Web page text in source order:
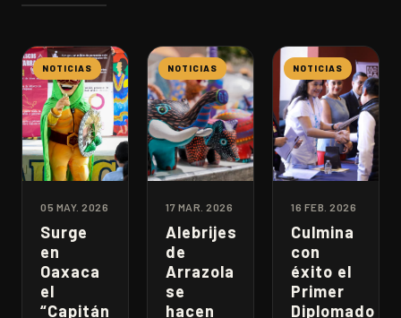
NOTICIAS
05 MAY. 2026
Surge
en
Oaxaca
el
“Capitán
NOTICIAS
17 MAR. 2026
Alebrijes
de
Arrazola
se
hacen
NOTICIAS
16 FEB. 2026
Culmina
con
éxito el
Primer
Diplomado